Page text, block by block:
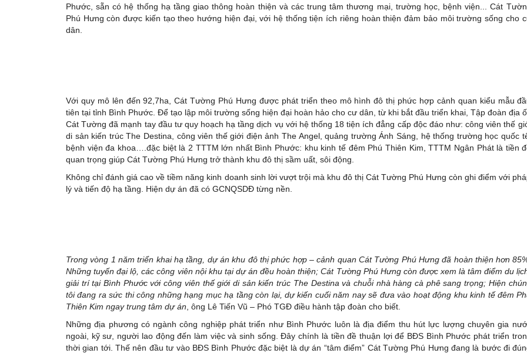
Phước, sẵn có hệ thống hạ tầng giao thông hoàn thiện và các trung tâm thương mại, trường học, bệnh viện... Cát
Phú Hưng còn được kiến tạo theo hướng hiện đại, với hệ thống tiện ích riêng hoàn thiện đảm bảo môi trường sống cho
dân.
Với quy mô lên đến 92,7ha, Cát Tường Phú Hưng được phát triển theo mô hình đô thị phức hợp cảnh quan kiểu mẫu
tiên tại tỉnh Bình Phước. Để tạo lập môi trường sống hiện đại hoàn hảo cho cư dân, từ khi bắt đầu triển khai, Tập đoàn địa
Cát Tường đã mạnh tay đầu tư quy hoạch hạ tầng dịch vụ với hệ thống 18 tiện ích đẳng cấp độc đáo như: công viên thế
di sản kiến trúc The Destina, công viên thế giới điện ảnh The Angel, quảng trường Ánh Sáng, hệ thống trường học quốc
bệnh viện đa khoa….đặc biệt là 2 TTTM lớn nhất Bình Phước: khu kinh tế đêm Phú Thiên Kim, TTTM Ngân Phát là tiền
quan trọng giúp Cát Tường Phú Hưng trở thành khu đô thị sầm uất, sôi động.
Không chỉ đánh giá cao về tiềm năng kinh doanh sinh lời vượt trội mà khu đô thị Cát Tường Phú Hưng còn ghi điểm với
lý và tiến độ hạ tầng. Hiện dự án đã có GCNQSDĐ từng nền.
Trong vòng 1 năm triển khai hạ tầng, dự án khu đô thị phức hợp – cảnh quan Cát Tường Phú Hưng đã hoàn thiện hơn
Những tuyến đại lộ, các công viên nội khu tại dự án đều hoàn thiện; Cát Tường Phú Hưng còn được xem là tâm điểm du
giải trí tại Bình Phước với công viên thế giới di sản kiến trúc The Destina và chuỗi nhà hàng cà phê sang trọng; Hiện
tôi đang ra sức thi công những hạng mục hạ tầng còn lại, dự kiến cuối năm nay sẽ đưa vào hoạt động khu kinh tế đêm
Thiên Kim ngay trung tâm dự án , ông Lê Tiến Vũ – Phó TGĐ điều hành tập đoàn cho biết.
Những địa phương có ngành công nghiệp phát triển như Bình Phước luôn là địa điểm thu hút lực lượng chuyên gia
ngoài, kỹ sư, người lao động đến làm việc và sinh sống. Đây chính là tiền đề thuận lợi để BĐS Bình Phước phát triển
thời gian tới. Thế nên đầu tư vào BĐS Bình Phước đặc biệt là dự án “tâm điểm” Cát Tường Phú Hưng đang là bước đi